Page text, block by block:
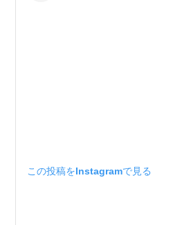
この投稿をInstagramで見る